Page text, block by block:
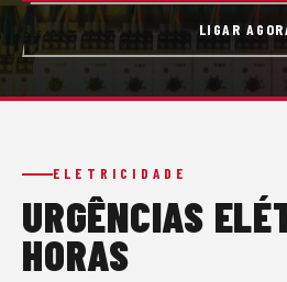
CONTACTO
LIGAR
ELETRICIDADE
URGÊNCIAS
HORAS